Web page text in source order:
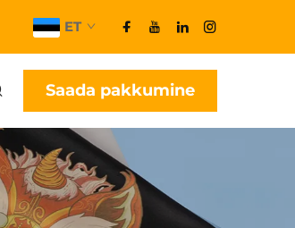
ET
Saada pakkumine